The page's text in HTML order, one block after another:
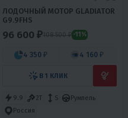
ЛОДОЧНЫЙ МОТОР GLADIATOR
G9.9FHS
96 600 ₽108 500 ₽ -11%
4 350 ₽ 4 160 ₽
В 1 КЛИК
9.9 2T S
Румпель
Россия